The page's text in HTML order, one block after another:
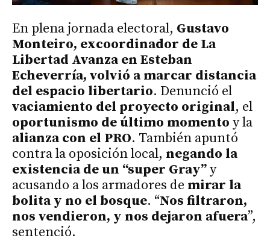
En plena jornada electoral, Gustavo
Monteiro, excoordinador de La
Libertad Avanza en Esteban
Echeverría, volvió a marcar distancia
del espacio libertario. Denunció el
vaciamiento del proyecto original, el
oportunismo de último momento y la
alianza con el PRO. También apuntó
contra la oposición local, negando la
existencia de un “super Gray”y
acusando a los armadores de mirar la
bolita y no el bosque. “Nos filtraron,
nos vendieron, y nos dejaron afuera”,
sentenció.